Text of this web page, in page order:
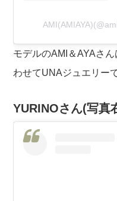
モデルのAMI＆AYAさ
わせてUNAジュエリー
YURINOさん(写真